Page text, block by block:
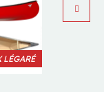
LÉGARÉ